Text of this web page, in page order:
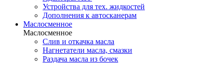
Устройства для тех. жидкостей
Дополнения к автосканерам
Маслосменное
Маслосменное
Слив и откачка масла
Нагнетатели масла, смазки
Раздача масла из бочек